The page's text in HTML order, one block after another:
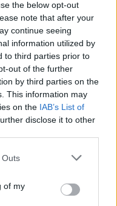
the below opt-out
note that after your
continue seeing
information utilized by
to third parties prior to
out of the further
by third parties on the
This information may
on the IAB’s List of
disclose it to other
Outs